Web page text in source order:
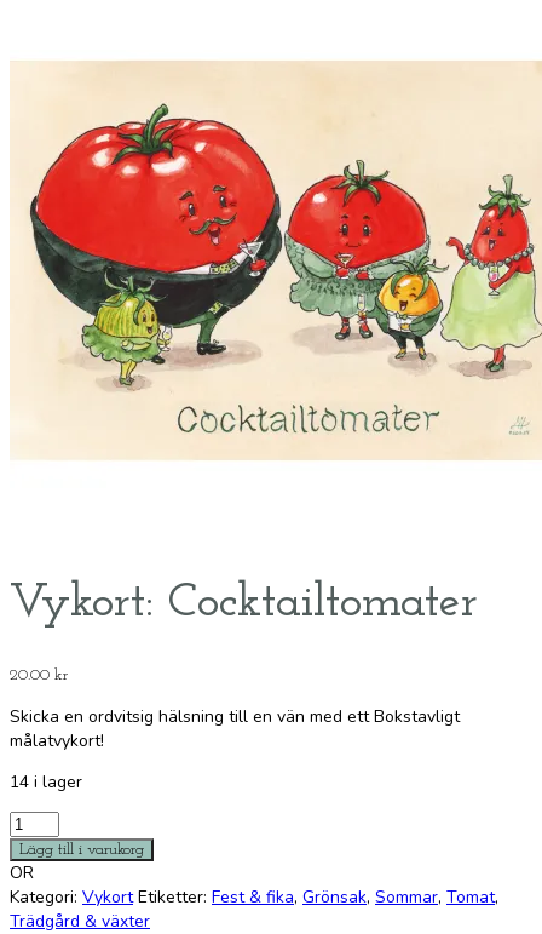
Vykort: Cocktailtomater
20.00 kr
Skicka en ordvitsig hälsning till en vän med ett Bokstavligt
målatvykort!
14 i lager
Vykort:
Cocktailtomater
mängd
Lägg till i varukorg
OR
Kategori: Vykort Etiketter: Fest & fika, Grönsak, Sommar, Tomat,
Trädgård & växter